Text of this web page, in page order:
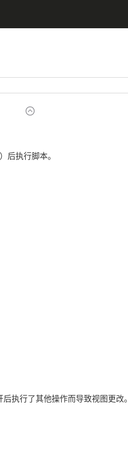
后执行脚本。
执行了其他操作而导致视图更改。